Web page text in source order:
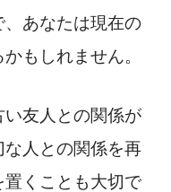
あなたは現在の
もしれません。
友人との関係が
人との関係を再
くことも大切で